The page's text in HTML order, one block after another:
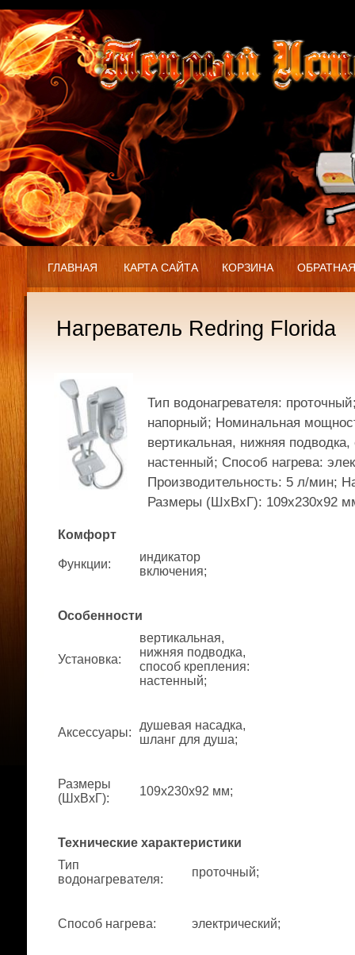
ГЛАВНАЯ КАРТА САЙТА КОРЗИНА
Нагреватель Redring Florida
Тип водонагревателя:
напорный; Номинальная
вертикальная, нижняя
настенный; Способ нагрева:
Производительность: 5 л/мин;
Размеры (ШхВхГ): 109x230x92
Комфорт
Функции:
индикатор
включения;
Особенности
Установка:
вертикальная,
нижняя подводка,
способ крепления:
настенный;
Аксессуары:
душевая насадка,
шланг для душа;
Размеры
(ШхВхГ):
109x230x92 мм;
Технические характеристики
Тип
водонагревателя:
проточный;
Способ нагрева: электрический;